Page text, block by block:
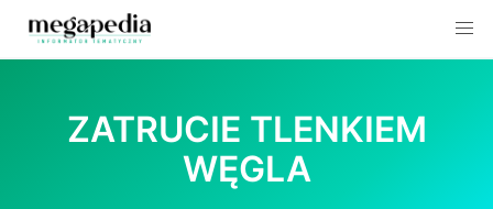
ZATRUCIE TLENKIEM
WĘGLA